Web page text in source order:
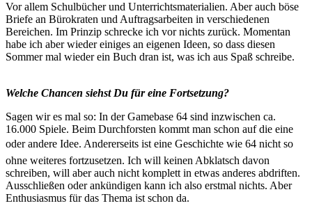
Vor allem Schulbücher und Unterrichtsmaterialien. Aber auch böse
Briefe an Bürokraten und Auftragsarbeiten in verschiedenen
Bereichen. Im Prinzip schrecke ich vor nichts zurück. Momentan
habe ich aber wieder einiges an eigenen Ideen, so dass diesen
Sommer mal wieder ein Buch dran ist, was ich aus Spaß schreibe.
Welche Chancen siehst Du für eine Fortsetzung?
Sagen wir es mal so: In der Gamebase 64 sind inzwischen ca.
16.000 Spiele. Beim Durchforsten kommt man schon auf die eine
oder andere Idee. Andererseits ist eine Geschichte wie 64 nicht so
ohne weiteres fortzusetzen. Ich will keinen Abklatsch davon
schreiben, will aber auch nicht komplett in etwas anderes abdriften.
Ausschließen oder ankündigen kann ich also erstmal nichts. Aber
Enthusiasmus für das Thema ist schon da.